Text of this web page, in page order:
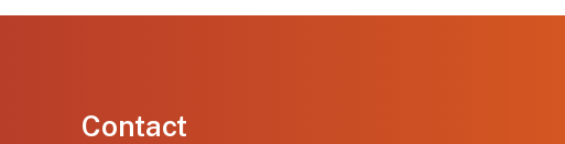
Contact